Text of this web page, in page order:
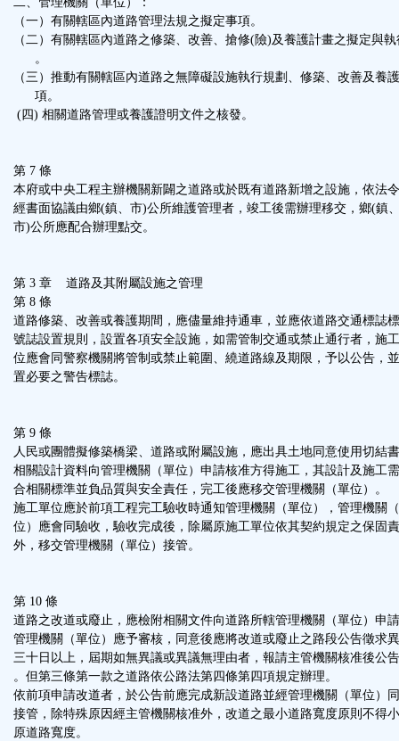
（一）有關轄區內道路管理法規之擬定事項。
（二）有關轄區內道路之修築、改善、搶修(險)及養護計畫之擬定與執
。
（三）推動有關轄區內道路之無障礙設施執行規劃、修築、改善及養
項。
(四) 相關道路管理或養護證明文件之核發。
第 7 條
本府或中央工程主辦機關新闢之道路或於既有道路新增之設施，依法
經書面協議由鄉(鎮、市)公所維護管理者，竣工後需辦理移交，鄉(鎮
市)公所應配合辦理點交。
第 3 章 道路及其附屬設施之管理
第 8 條
道路修築、改善或養護期間，應儘量維持通車，並應依道路交通標誌
號誌設置規則，設置各項安全設施，如需管制交通或禁止通行者，施
位應會同警察機關將管制或禁止範圍、繞道路線及期限，予以公告，
置必要之警告標誌。
第 9 條
人民或團體擬修築橋梁、道路或附屬設施，應出具土地同意使用切結
相關設計資料向管理機關（單位）申請核准方得施工，其設計及施工
合相關標準並負品質與安全責任，完工後應移交管理機關（單位）。
施工單位應於前項工程完工驗收時通知管理機關（單位），管理機關
位）應會同驗收，驗收完成後，除屬原施工單位依其契約規定之保固
外，移交管理機關（單位）接管。
第 10 條
道路之改道或廢止，應檢附相關文件向道路所轄管理機關（單位）申
管理機關（單位）應予審核，同意後應將改道或廢止之路段公告徵求
三十日以上，屆期如無異議或異議無理由者，報請主管機關核准後公
。但第三條第一款之道路依公路法第四條第四項規定辦理。
依前項申請改道者，於公告前應完成新設道路並經管理機關（單位）
接管，除特殊原因經主管機關核准外，改道之最小道路寬度原則不得
原道路寬度。